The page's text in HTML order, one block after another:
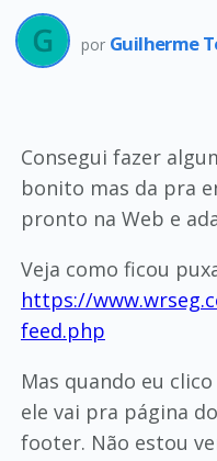
por Guilherme
Consegui fazer
bonito mas da pra
pronto na Web e
Veja como ficou
https://
feed.php
Mas quando eu
ele vai pra página
footer. Não estou